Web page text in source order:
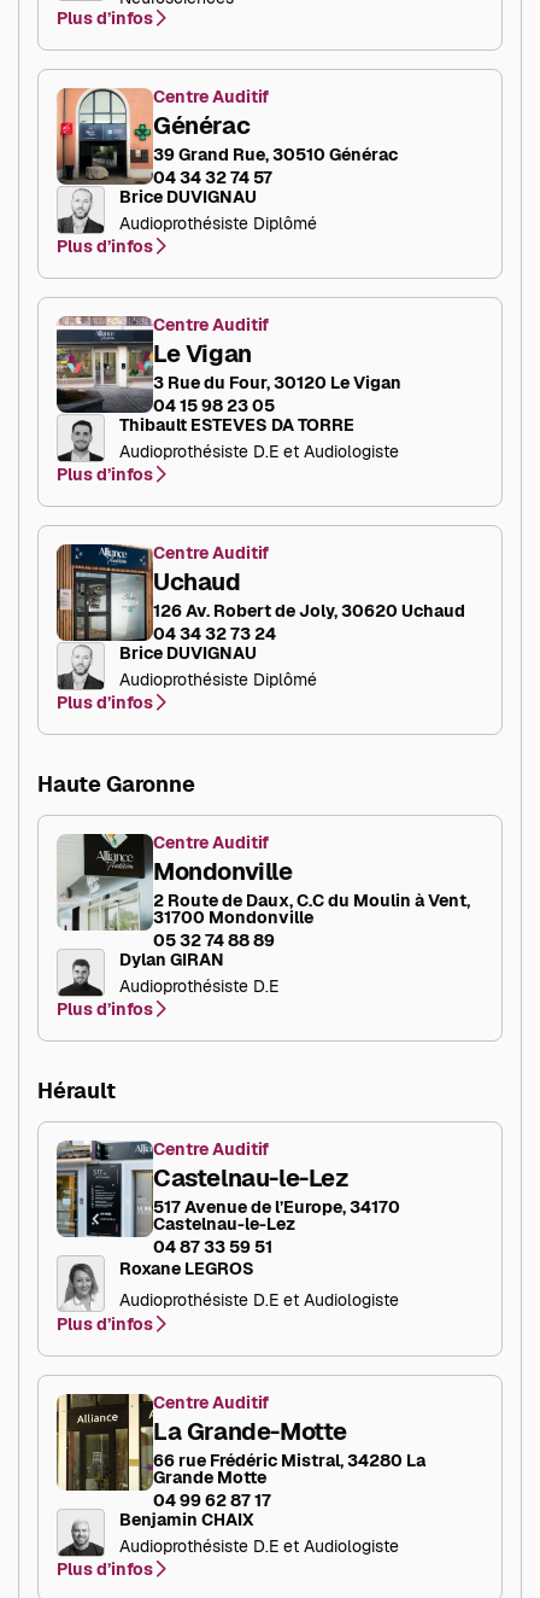
Plus d’infos
Centre Auditif
Générac
39 Grand Rue, 30510 Générac
04 34 32 74 57
Brice DUVIGNAU
Audioprothésiste Diplômé
Plus d’infos
Centre Auditif
Le Vigan
3 Rue du Four, 30120 Le Vigan
04 15 98 23 05
Thibault ESTEVES DA TORRE
Audioprothésiste D.E et Audiologiste
Plus d’infos
Centre Auditif
Uchaud
126 Av. Robert de Joly, 30620 Uchaud
04 34 32 73 24
Brice DUVIGNAU
Audioprothésiste Diplômé
Plus d’infos
Haute Garonne
Centre Auditif
Mondonville
2 Route de Daux, C.C du Moulin à Vent,
31700 Mondonville
05 32 74 88 89
Dylan GIRAN
Audioprothésiste D.E
Plus d’infos
Hérault
Centre Auditif
Castelnau-le-Lez
517 Avenue de l’Europe, 34170
Castelnau-le-Lez
04 87 33 59 51
Roxane LEGROS
Audioprothésiste D.E et Audiologiste
Plus d’infos
Centre Auditif
La Grande-Motte
66 rue Frédéric Mistral, 34280 La
Grande Motte
04 99 62 87 17
Benjamin CHAIX
Audioprothésiste D.E et Audiologiste
Plus d’infos